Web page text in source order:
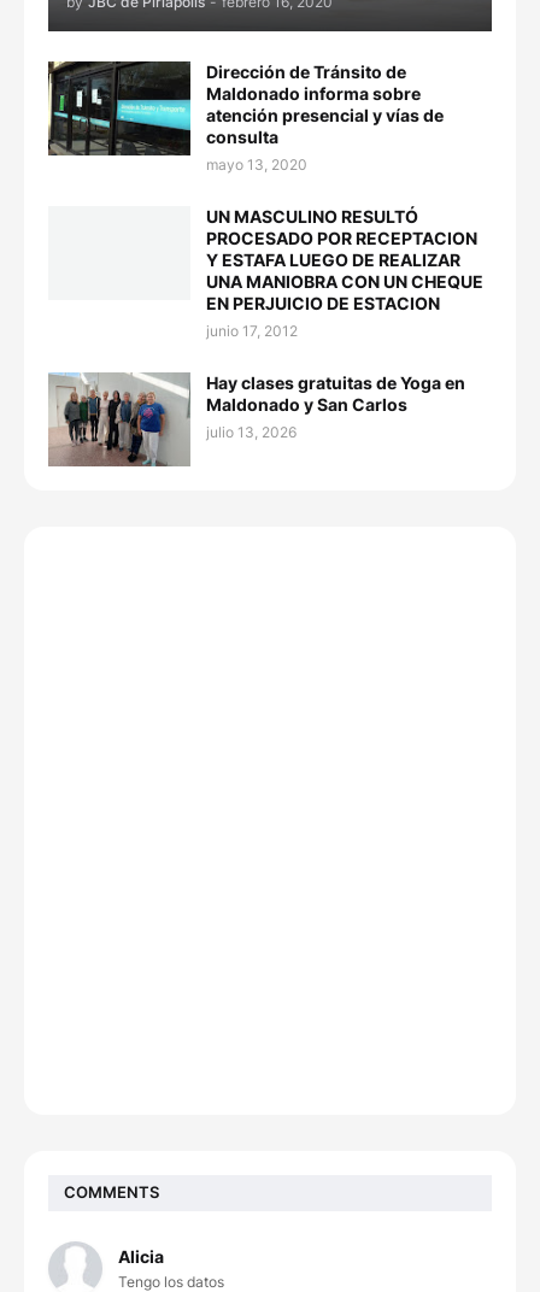
Dirección de Tránsito de
Maldonado informa sobre
atención presencial y vías de
consulta
mayo 13, 2020
UN MASCULINO RESULTÓ
PROCESADO POR RECEPTACION
Y ESTAFA LUEGO DE REALIZAR
UNA MANIOBRA CON UN CHEQUE
EN PERJUICIO DE ESTACION
junio 17, 2012
Hay clases gratuitas de Yoga en
Maldonado y San Carlos
julio 13, 2026
COMMENTS
Alicia
Tengo los datos